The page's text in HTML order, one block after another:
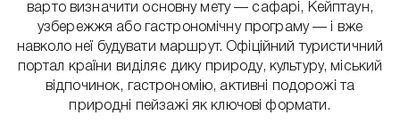
варто визначити основну мету — сафарі, Кейптаун,
узбережжя або гастрономічну програму — і вже
навколо неї будувати маршрут. Офіційний туристичний
портал країни виділяє дику природу, культуру, міський
відпочинок, гастрономію, активні подорожі та
природні пейзажі як ключові формати.